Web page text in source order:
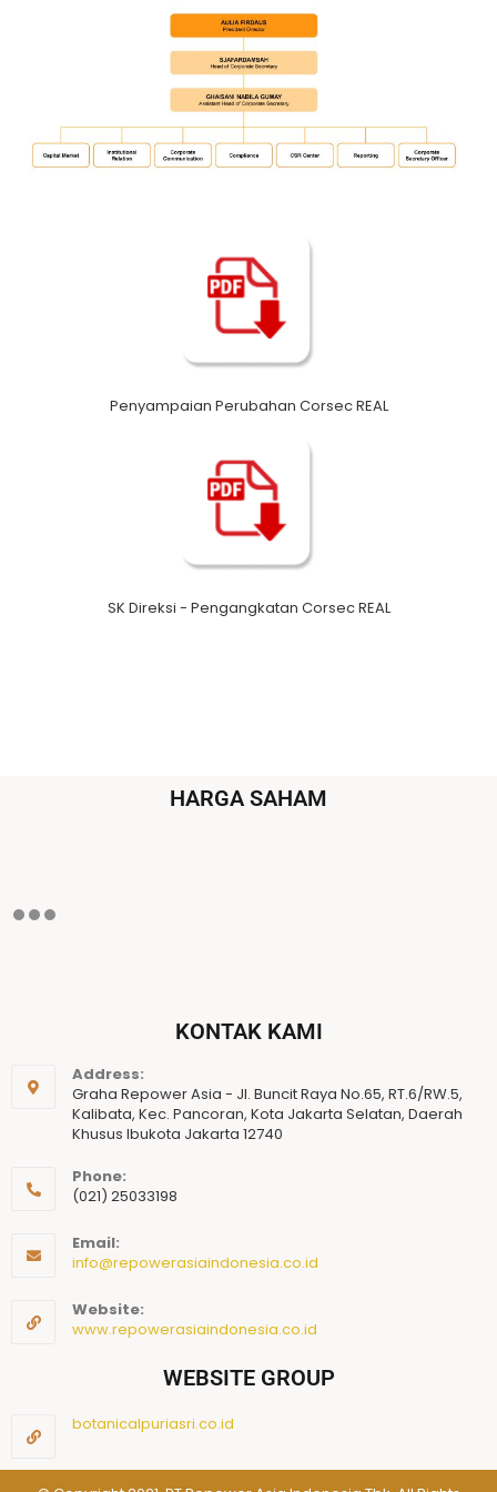
Penyampaian Perubahan Corsec REAL
SK Direksi - Pengangkatan Corsec REAL
HARGA SAHAM
KONTAK KAMI
Address:
Graha Repower Asia - Jl. Buncit Raya No.65, RT.6/RW.5,
Kalibata, Kec. Pancoran, Kota Jakarta Selatan, Daerah
Khusus Ibukota Jakarta 12740
Phone:
(021) 25033198
Email:
info@repowerasiaindonesia.co.id
Website:
www.repowerasiaindonesia.co.id
WEBSITE GROUP
botanicalpuriasri.co.id